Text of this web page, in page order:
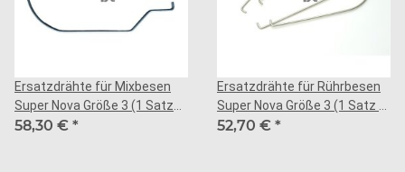
Ersatzdrähte für Mixbesen
Super Nova Größe 3 (1 Satz=6
Stk.)
58,30 € *
Ersatzdrähte für Rührbesen
Super Nova Größe 3 (1 Satz =
6 Stk.)
52,70 € *